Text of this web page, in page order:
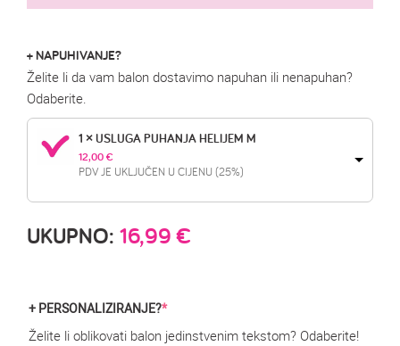
+ NAPUHIVANJE?
Želite li da vam balon dostavimo napuhan ili nenapuhan?
Odaberite.
1 × USLUGA PUHANJA HELIJEM M
12,00 €
PDV JE UKLJUČEN U CIJENU (25%)
UKUPNO: 16,99€
+ PERSONALIZIRANJE?*
Želite li oblikovati balon jedinstvenim tekstom? Odaberite!